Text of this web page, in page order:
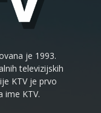
je 1993.
televizijskih
KTV je prvo
ime KTV.